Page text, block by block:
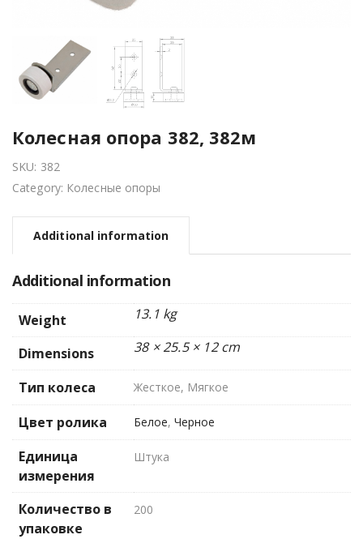
Колесная опора 382, 382м
SKU: 382
Category: Колесные опоры
Additional information
Additional information
Weight 13.1 kg
Dimensions 38 × 25.5 × 12 cm
Тип колеса Жесткое, Мягкое
Цвет ролика Белое, Черное
Единица
измерения
Штука
Количество в
упаковке
200